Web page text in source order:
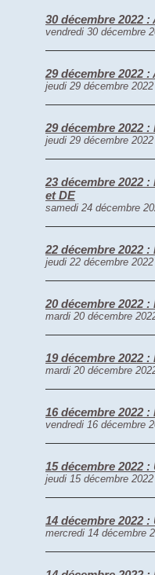
30 décembre 2022
vendredi 30 décembre
29 décembre 2022
jeudi 29 décembre 2022
29 décembre 2022
jeudi 29 décembre 2022
23 décembre 2022
et DE
samedi 24 décembre
22 décembre 2022 :
jeudi 22 décembre 2022
20 décembre 2022
mardi 20 décembre
19 décembre 2022
mardi 20 décembre
16 décembre 2022
vendredi 16 décembre
15 décembre 2022
jeudi 15 décembre 2022
14 décembre 2022
mercredi 14 décembre